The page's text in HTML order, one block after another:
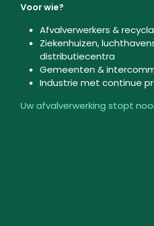
Voor wie?
Afvalverwerkers &
Ziekenhuizen,
distributiecentra
Gemeenten &
Industrie met continue
Uw afvalverwerking stopt